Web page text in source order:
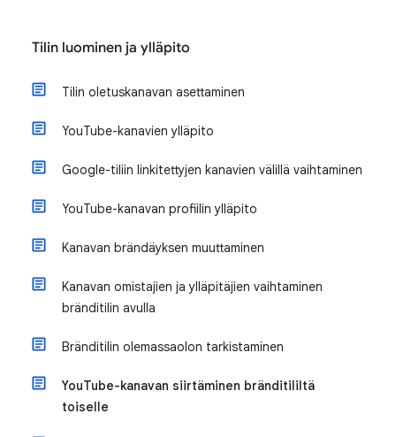
Tilin luominen ja ylläpito
Tilin oletuskanavan asettaminen
YouTube-kanavien ylläpito
Google-tiliin linkitettyjen kanavien välillä vaihtaminen
YouTube-kanavan profiilin ylläpito
Kanavan brändäyksen muuttaminen
Kanavan omistajien ja ylläpitäjien vaihtaminen
bränditilin avulla
Bränditilin olemassaolon tarkistaminen
YouTube-kanavan siirtäminen bränditililtä
toiselle